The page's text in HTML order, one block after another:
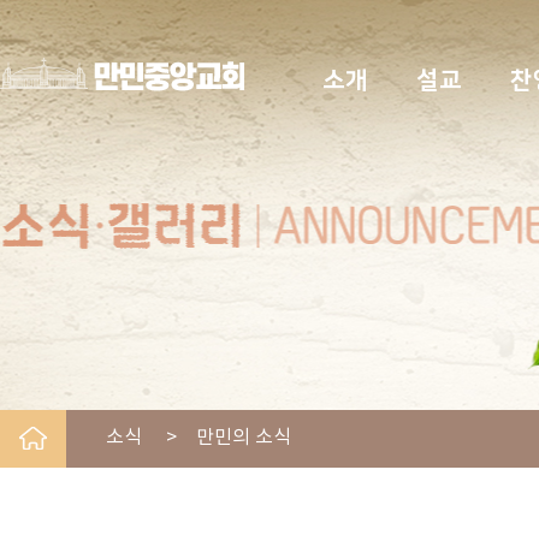
소개 설교 찬
소식 > 만민의 소식